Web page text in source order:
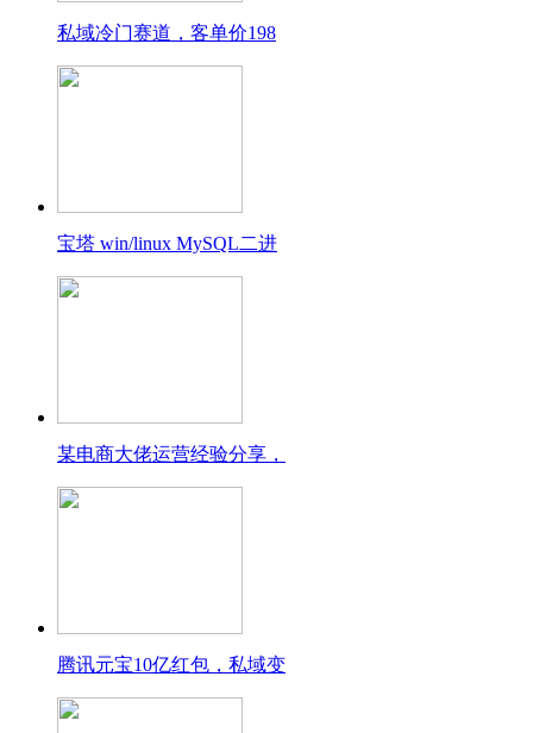
私域冷门赛道，客单价198
宝塔 win/linux MySQL二进
某电商大佬运营经验分享，
腾讯元宝10亿红包，私域变